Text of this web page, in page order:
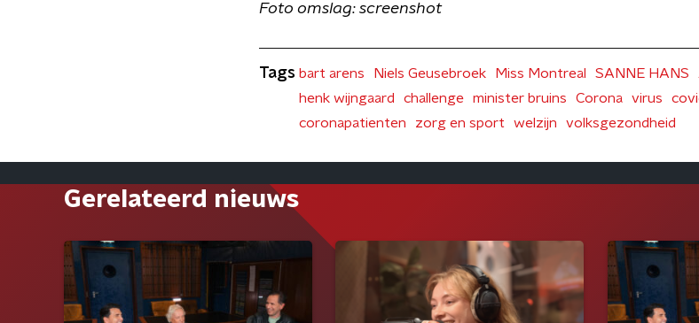
Foto omslag: screenshot
Tags bart arens Niels Geusebroek Miss Montreal SANNE HANS
henk wijngaard
challenge minister bruins Corona virus
coronapatienten
zorg en sport welzijn volksgezondheid
Gerelateerd nieuws